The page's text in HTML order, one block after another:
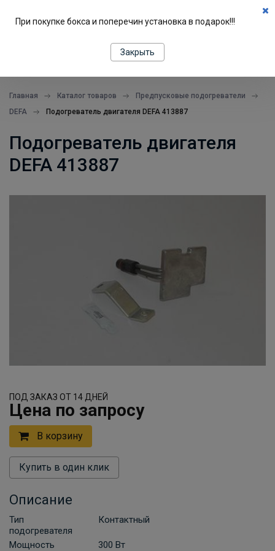
Главная Каталог товаров
Предпусковые подогреватели
DEFA
Подогреватель двигателя DEFA 413887
Подогреватель двигателя
DEFA 413887
ПОД ЗАКАЗ ОТ 14 ДНЕЙ
Цена по запросу
В корзину
Купить в один клик
Описание
Тип
подогревателя
Контактный
Мощность
300 Вт
При покупке бокса и поперечин установка в подарок!!!
Закрыть